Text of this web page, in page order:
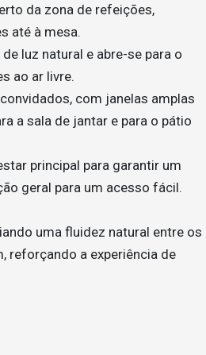
da zona de refeições,
até à mesa.
luz natural e abre-se para o
ao ar livre.
com janelas amplas
a sala de jantar e para o pátio
principal para garantir um
geral para um acesso fácil.
uma fluidez natural entre os
reforçando a experiência de